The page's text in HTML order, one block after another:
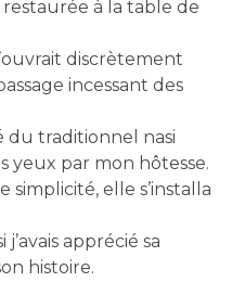
restaurée à la table de
discrètement
incessant des
du traditionnel nasi
yeux par mon hôtesse.
elle s’installa
apprécié sa
histoire.